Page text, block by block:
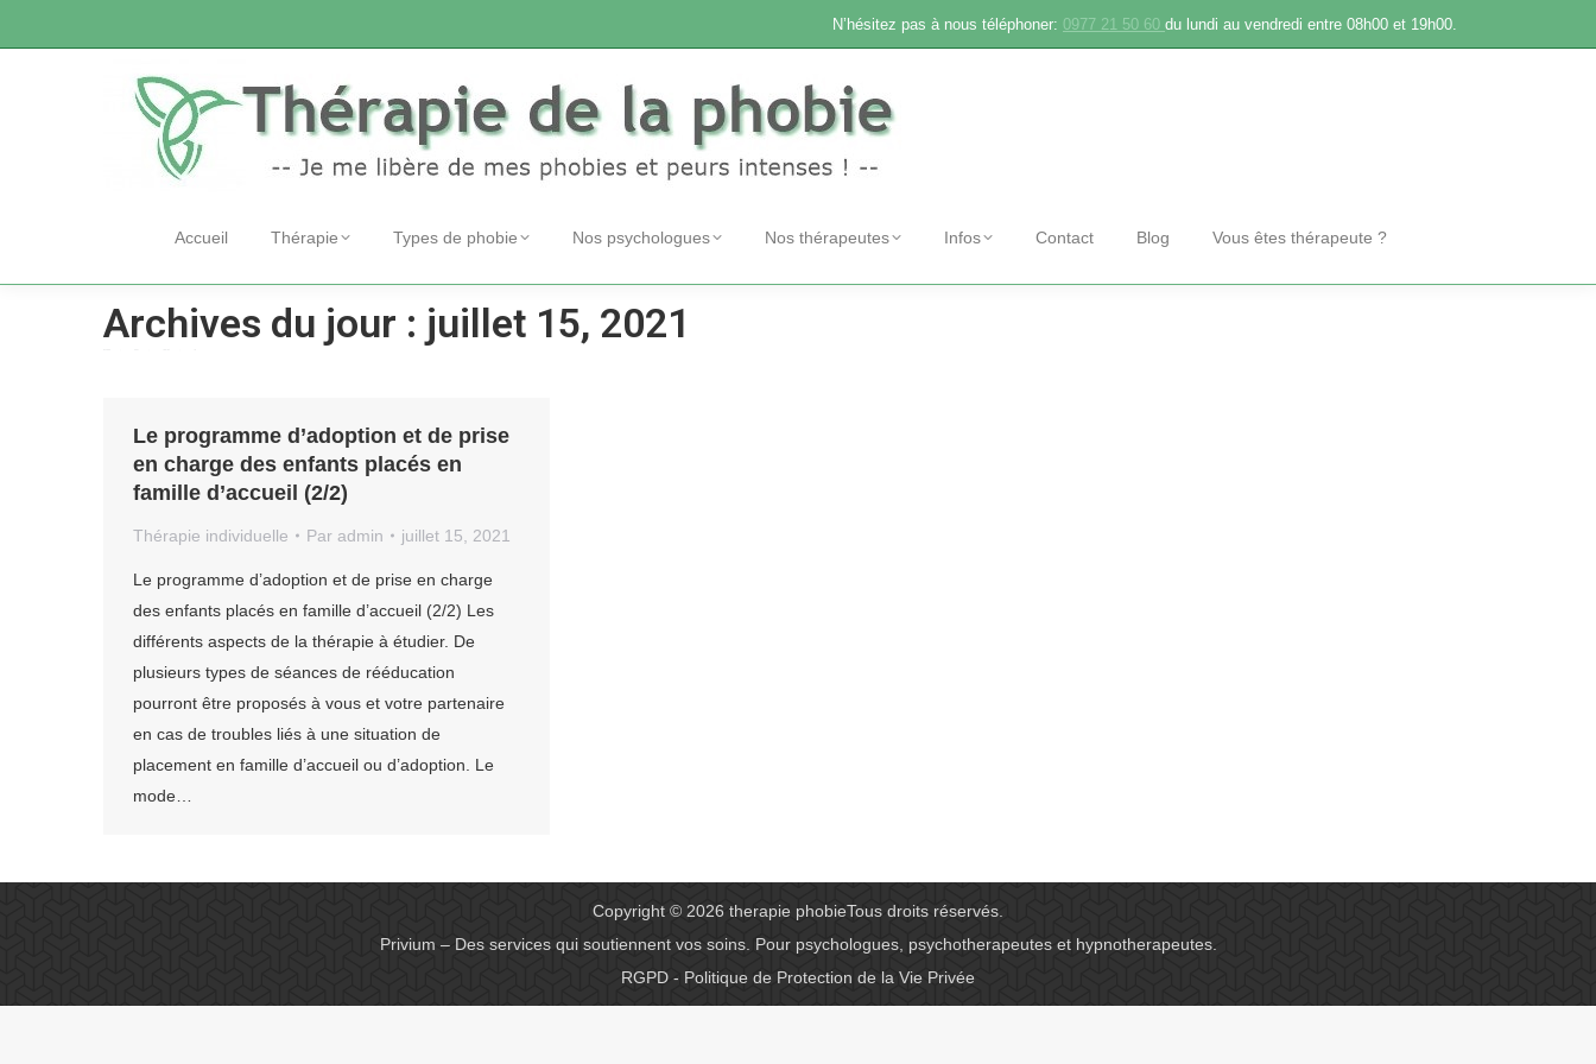
N’hésitez pas à nous téléphoner: 0977 21 50 60 du lundi au vendredi entre 08h00 et 19h00.
Accueil Thérapie Types de phobie Nos psychologues Nos thérapeutes Infos Contact Blog Vous êtes thérapeute ?
Archives du jour : juillet 15, 2021
Le programme d’adoption et de prise
en charge des enfants placés en
famille d’accueil (2/2)
Thérapie individuelle Par admin juillet 15, 2021
Le programme d’adoption et de prise en charge
des enfants placés en famille d’accueil (2/2) Les
différents aspects de la thérapie à étudier. De
plusieurs types de séances de rééducation
pourront être proposés à vous et votre partenaire
en cas de troubles liés à une situation de
placement en famille d’accueil ou d’adoption. Le
mode…
Copyright © 2026 therapie phobieTous droits réservés.
Privium – Des services qui soutiennent vos soins. Pour psychologues, psychotherapeutes et hypnotherapeutes.
RGPD - Politique de Protection de la Vie Privée